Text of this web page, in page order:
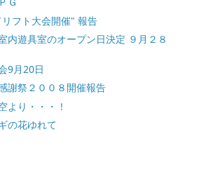
フト大会開催" 報告
内遊具室のオープン日決定 ９月２８
9月20日
謝祭２００８開催報告
より・・・！
の花ゆれて